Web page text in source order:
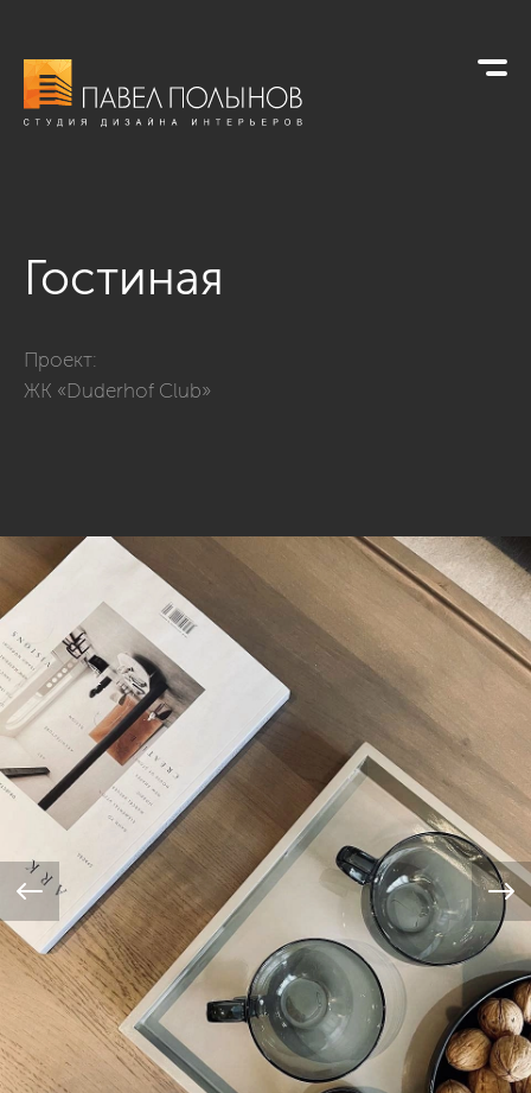
Гостиная
Проект:
ЖК «Duderhof Club»